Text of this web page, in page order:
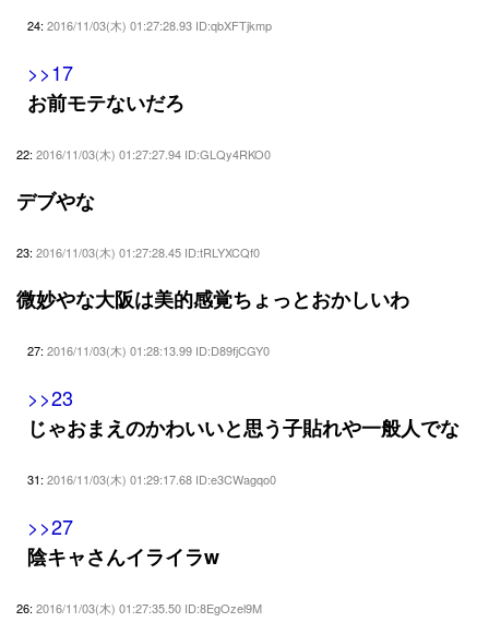
24: 2016/11/03(木) 01:27:28.93 ID:qbXFTjkmp
>>17
お前モテないだろ
22: 2016/11/03(木) 01:27:27.94 ID:GLQy4RKO0
デブやな
23: 2016/11/03(木) 01:27:28.45 ID:tRLYXCQf0
微妙やな大阪は美的感覚ちょっとおかしいわ
27: 2016/11/03(木) 01:28:13.99 ID:D89fjCGY0
>>23
じゃおまえのかわいいと思う子貼れや一般人でな
31: 2016/11/03(木) 01:29:17.68 ID:e3CWagqo0
>>27
陰キャさんイライラw
26: 2016/11/03(木) 01:27:35.50 ID:8EgOzel9M